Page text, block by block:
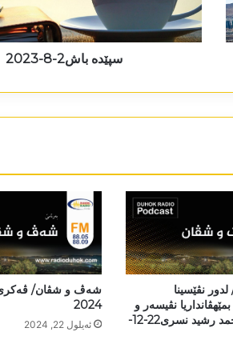
سپێدە باش2-8-2023
نڤێسینا
نڤیسەر و
ھەلبەستڤان محمد رشید نسری22-12-
2024
ئه‌یلول 22, 2024